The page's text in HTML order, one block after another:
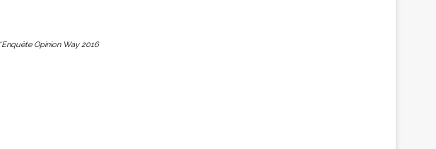
*Enquête Opinion Way 2016